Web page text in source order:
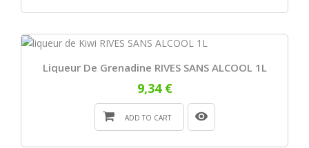
Liqueur De Grenadine RIVES SANS ALCOOL 1L
9,34 €
ADD TO CART